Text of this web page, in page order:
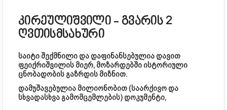
კირეულიშვილი - გვარის 2
ღვთისმსახური
საიტი შექმნილი და დაფინანსებულია დავით
ფეიქრიშვილის მიერ, მოზარდებში ისტორიული
ცნობადობის გაზრდის მიზნით.
დამუშავებულია მილიონობით (საარქივო და
სხვადასხვა გამომცემლების) დოკუმენტი,